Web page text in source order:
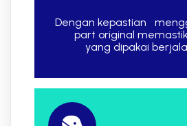
Dengan kepastian
part original
yang dipakai